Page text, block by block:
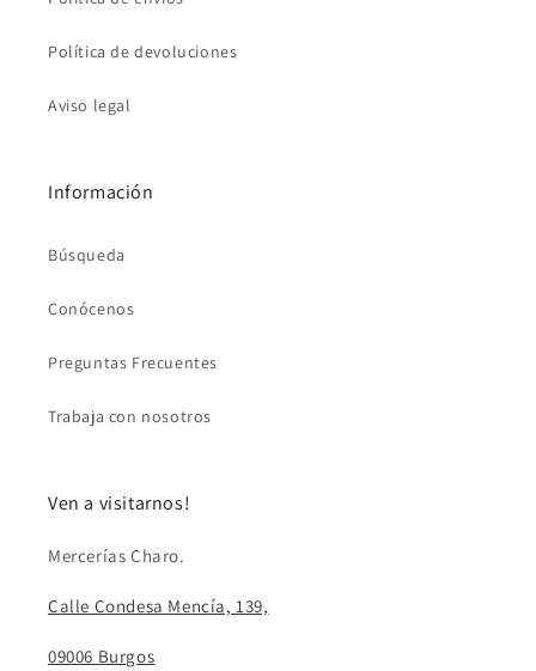
Política de devoluciones
Aviso legal
Información
Búsqueda
Conócenos
Preguntas Frecuentes
Trabaja con nosotros
Ven a visitarnos!
Mercerías Charo.
Calle Condesa Mencía, 139,
09006 Burgos